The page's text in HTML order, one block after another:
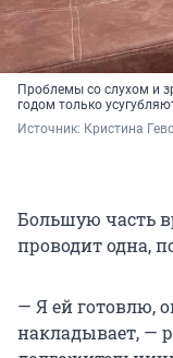
Проблемы со слухом и
годом только
Источник: Кристина
Большую часть
проводит одна,
— Я ей готовлю,
накладывает, —